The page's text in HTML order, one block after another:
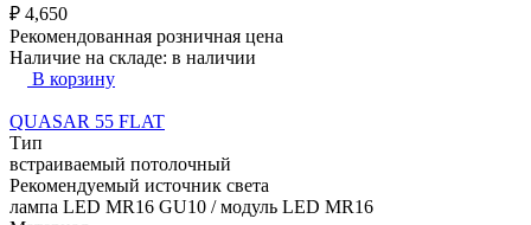
₽ 4,650
Рекомендованная розничная цена
Наличие на складе: в наличии
В корзину
QUASAR 55 FLAT
Тип
встраиваемый потолочный
Рекомендуемый источник света
лампа LED MR16 GU10 / модуль LED MR16